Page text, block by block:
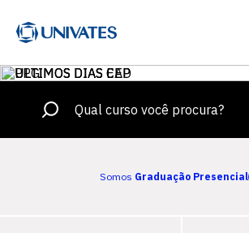
Somos Graduação Presencial